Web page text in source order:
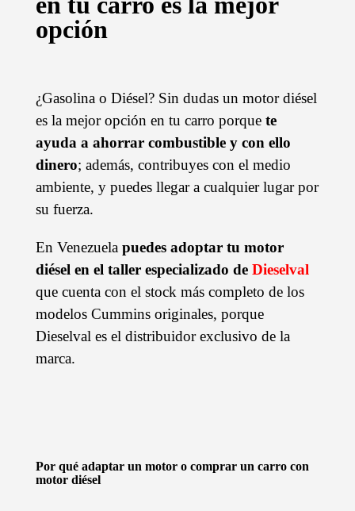
opción
¿Gasolina o Diésel? Sin dudas un motor diésel
es la mejor opción en tu carro porque te
ayuda a ahorrar combustible y con ello
dinero; además, contribuyes con el medio
ambiente, y puedes llegar a cualquier lugar por
su fuerza.
En Venezuela puedes adoptar tu motor
diésel en el taller especializado de Dieselval
que cuenta con el stock más completo de los
modelos Cummins originales, porque
Dieselval es el distribuidor exclusivo de la
marca.
Por qué adaptar un motor o comprar un carro con
motor diésel